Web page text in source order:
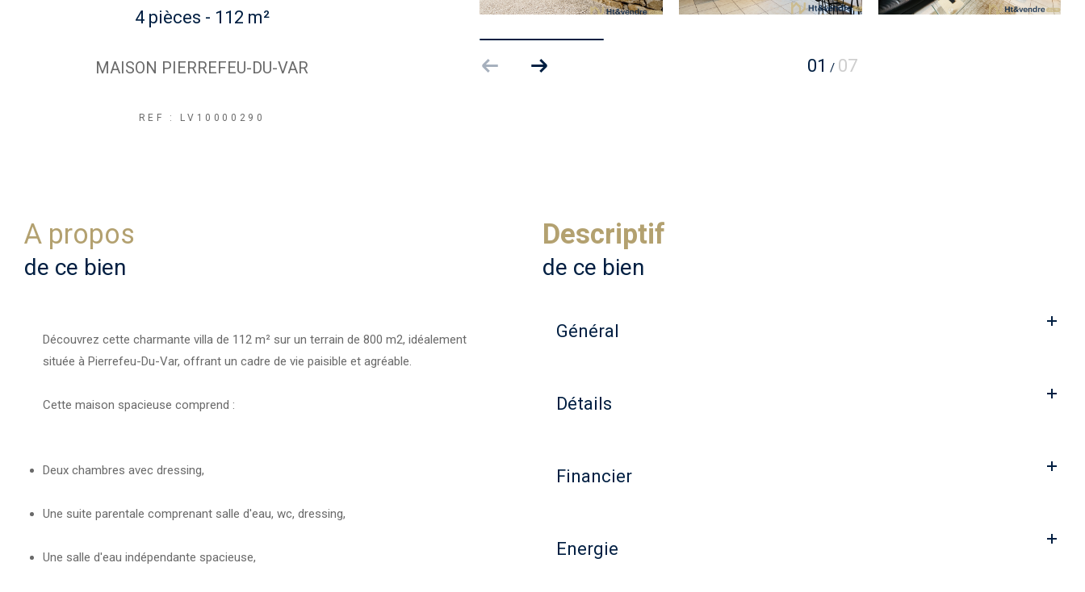
01 / 07
4 pièces - 112 m²
MAISON PIERREFEU-DU-VAR
REF : LV10000290
a propos
de ce bien
Découvrez cette charmante villa de 112 m² sur un terrain de 800 m2, idéalement
située à Pierrefeu-Du-Var, offrant un cadre de vie paisible et agréable.
Cette maison spacieuse comprend :
Deux chambres avec dressing,
Une suite parentale comprenant salle d'eau, wc, dressing,
Une salle d'eau indépendante spacieuse,
descriptif
de ce bien
Général
Détails
Financier
Energie